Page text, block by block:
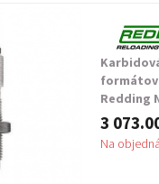
Redding
Colt / 454
3
Na